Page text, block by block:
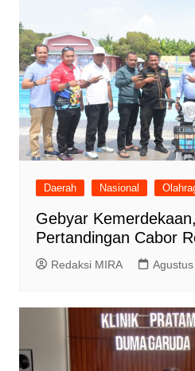
Daerah Nasional
Gebyar
Pertandingan Cabor
Redaksi MIRA